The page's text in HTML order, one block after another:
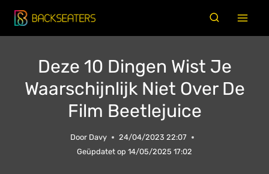
Doorgaan
naar
Deze 10 Dingen Wist Je
Waarschijnlijk Niet Over De
Film Beetlejuice
Door Davy
24/04/2023 22:07
Geüpdatet op 14/05/2025 17:02